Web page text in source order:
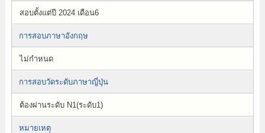
สอบตั้งแต่ปี 2024 เดือน6
การสอบภาษาอังกฤษ
ไม่กำหนด
การสอบวัดระดับภาษาญี่ปุ่น
ต้องผ่านระดับ N1(ระดับ1)
หมายเหตุ